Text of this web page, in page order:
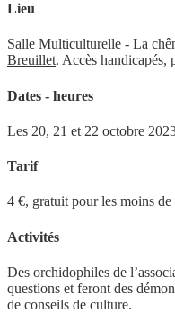
Lieu
Salle Multiculturelle - La
Breuillet. Accès handicapés,
Dates - heures
Les 20, 21 et 22 octobre
Tarif
4 €, gratuit pour les moins de
Activités
Des orchidophiles de l’
questions et feront des démon
de conseils de culture.